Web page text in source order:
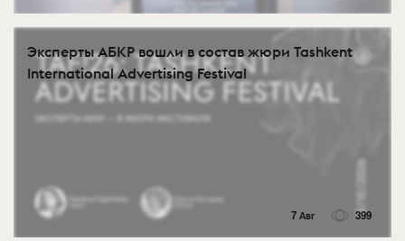
Эксперты АБКР вошли в состав жюри Tashkent
International Advertising Festival
7 Авг 399